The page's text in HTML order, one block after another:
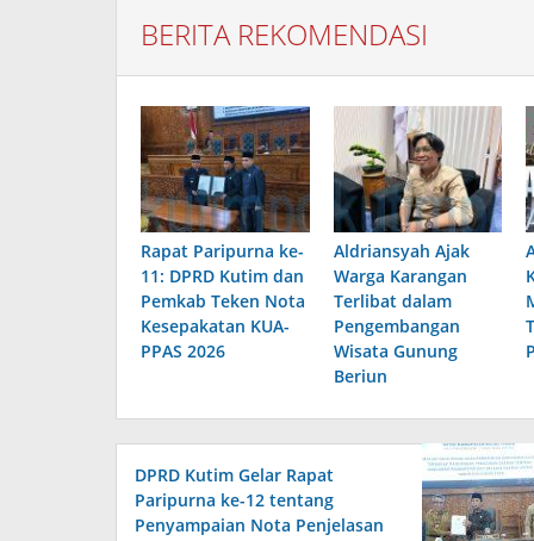
BERITA REKOMENDASI
Rapat Paripurna ke-
11: DPRD Kutim dan
Pemkab Teken Nota
Kesepakatan KUA-
PPAS 2026
Aldriansyah Ajak
Warga Karangan
Terlibat dalam
Pengembangan
Wisata Gunung
Beriun
DPRD Kutim Gelar Rapat
Paripurna ke-12 tentang
Penyampaian Nota Penjelasan